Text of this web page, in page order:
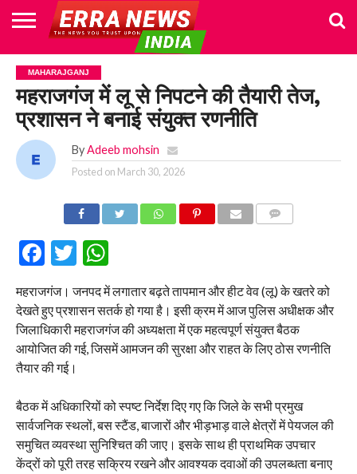
HOME
POLITICS
NEWS
BUSINESS
CULTURE
NATIONAL
SPORTS
LIFESTYLE
TRAVEL
OPINION
BREAKING
NEWS
ENTERTAINMENT
WORLD
CRIME
JOIN
US
MAHARAJGANJ
महराजगंज में लू से निपटने की तैयारी तेज,
प्रशासन ने बनाई संयुक्त रणनीति
By Adeeb mohsin
Posted on March 30, 2026
Facebook
Twitter
WhatsApp
महराजगंज। जनपद में लगातार बढ़ते तापमान और हीट वेव (लू) के खतरे को
देखते हुए प्रशासन सतर्क हो गया है। इसी क्रम में आज पुलिस अधीक्षक और
जिलाधिकारी महराजगंज की अध्यक्षता में एक महत्वपूर्ण संयुक्त बैठक
आयोजित की गई, जिसमें आमजन की सुरक्षा और राहत के लिए ठोस रणनीति
तैयार की गई।
बैठक में अधिकारियों को स्पष्ट निर्देश दिए गए कि जिले के सभी प्रमुख
सार्वजनिक स्थलों, बस स्टैंड, बाजारों और भीड़भाड़ वाले क्षेत्रों में पेयजल की
समुचित व्यवस्था सुनिश्चित की जाए। इसके साथ ही प्राथमिक उपचार
केंद्रों को पूरी तरह सक्रिय रखने और आवश्यक दवाओं की उपलब्धता बनाए